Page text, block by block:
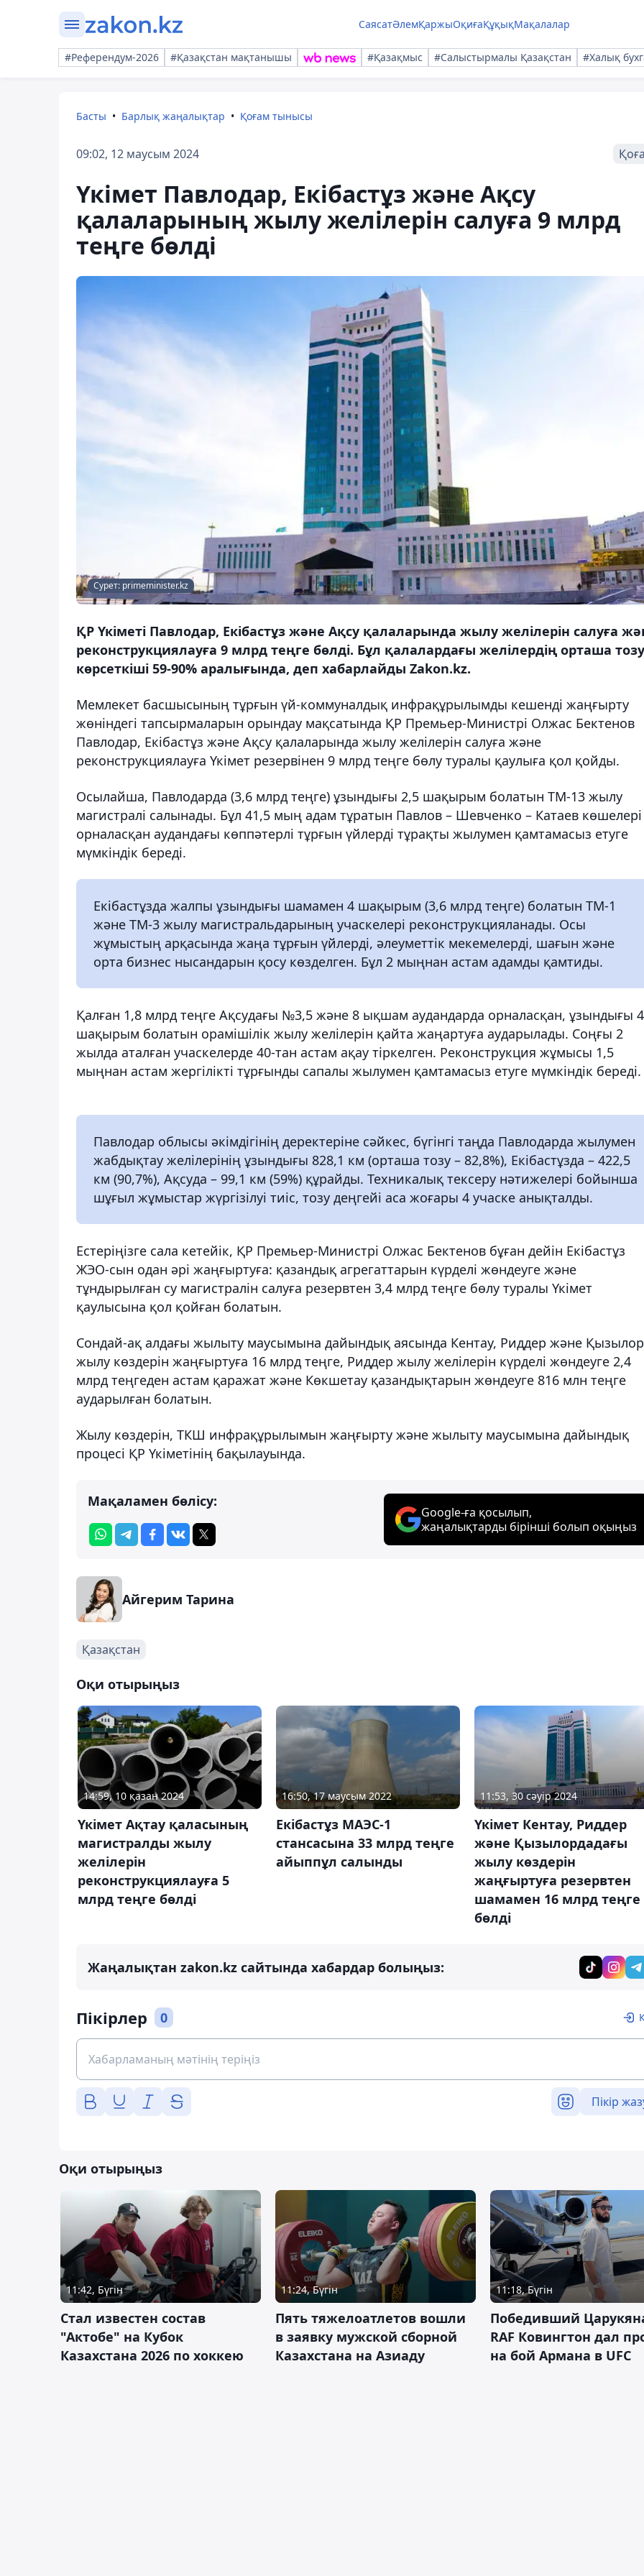
СаясатӘлемҚаржыОқиғаҚұқықМақалалар
#Референдум-2026 #Қазақстан мақтанышы #Қазақмыс #Салыстырмалы Қазақстан #Халық
Басты Барлық жаңалықтар Қоғам тынысы
09:02, 12 маусым 2024
Үкімет Павлодар, Екібастұз және Ақсу
қалаларының жылу желілерін салуға 9 млрд
теңге бөлді
Сурет: primeminister.kz
ҚР Үкіметі Павлодар, Екібастұз және Ақсу қалаларында жылу желілерін салуға
реконструкциялауға 9 млрд теңге бөлді. Бұл қалалардағы желілердің орташа тозу
көрсеткіші 59-90% аралығында, деп хабарлайды Zakon.kz.
Мемлекет басшысының тұрғын үй-коммуналдық инфрақұрылымды кешенді жаңғырту
жөніндегі тапсырмаларын орындау мақсатында ҚР Премьер-Министрі Олжас Бектенов
Павлодар, Екібастұз және Ақсу қалаларында жылу желілерін салуға және
реконструкциялауға Үкімет резервінен 9 млрд теңге бөлу туралы қаулыға қол қойды.
Осылайша, Павлодарда (3,6 млрд теңге) ұзындығы 2,5 шақырым болатын ТМ-13 жылу
магистралі салынады. Бұл 41,5 мың адам тұратын Павлов – Шевченко – Катаев көшелері
орналасқан аудандағы көппәтерлі тұрғын үйлерді тұрақты жылумен қамтамасыз етуге
мүмкіндік береді.
Екібастұзда жалпы ұзындығы шамамен 4 шақырым (3,6 млрд теңге) болатын ТМ-1
және ТМ-3 жылу магистральдарының учаскелері реконструкцияланады. Осы
жұмыстың арқасында жаңа тұрғын үйлерді, әлеуметтік мекемелерді, шағын және
орта бизнес нысандарын қосу көзделген. Бұл 2 мыңнан астам адамды қамтиды.
Қалған 1,8 млрд теңге Ақсудағы №3,5 және 8 ықшам аудандарда орналасқан, ұзындығы
шақырым болатын орамішілік жылу желілерін қайта жаңартуға аударылады. Соңғы 2
жылда аталған учаскелерде 40-тан астам ақау тіркелген. Реконструкция жұмысы 1,5
мыңнан астам жергілікті тұрғынды сапалы жылумен қамтамасыз етуге мүмкіндік береді.
Павлодар облысы әкімдігінің деректеріне сәйкес, бүгінгі таңда Павлодарда жылумен
жабдықтау желілерінің ұзындығы 828,1 км (орташа тозу – 82,8%), Екібастұзда – 422,5
км (90,7%), Ақсуда – 99,1 км (59%) құрайды. Техникалық тексеру нәтижелері бойынша
шұғыл жұмыстар жүргізілуі тиіс, тозу деңгейі аса жоғары 4 учаске анықталды.
Естеріңізге сала кетейік, ҚР Премьер-Министрі Олжас Бектенов бұған дейін Екібастұз
ЖЭО-сын одан әрі жаңғыртуға: қазандық агрегаттарын күрделі жөндеуге және
тұндырылған су магистралін салуға резервтен 3,4 млрд теңге бөлу туралы Үкімет
қаулысына қол қойған болатын.
Сондай-ақ алдағы жылыту маусымына дайындық аясында Кентау, Риддер және
жылу көздерін жаңғыртуға 16 млрд теңге, Риддер жылу желілерін күрделі жөндеуге 2,4
млрд теңгеден астам қаражат және Көкшетау қазандықтарын жөндеуге 816 млн теңге
аударылған болатын.
Жылу көздерін, ТКШ инфрақұрылымын жаңғырту және жылыту маусымына дайындық
процесі ҚР Үкіметінің бақылауында.
Мақаламен бөлісу:
Google-ға қосылып,
жаңалықтарды бірінші болып оқыңыз
Айгерим Тарина
Қазақстан
Оқи отырыңыз
14:59, 10 қазан 2024
Үкімет Ақтау қаласының
магистралды жылу
желілерін
реконструкциялауға 5
млрд теңге бөлді
16:50, 17 маусым 2022
Екібастұз МАЭС-1
стансасына 33 млрд теңге
айыппұл салынды
11:53, 30 сәуір 2024
Үкімет Кентау, Риддер
және Қызылордадағы
жылу көздерін
жаңғыртуға резервтен
шамамен 16 млрд теңге
бөлді
Жаңалықтан zakon.kz сайтында хабардар болыңыз:
Пікірлер 0
Пікір
Оқи отырыңыз
11:42, Бүгін
Стал известен состав
"Актобе" на Кубок
Казахстана 2026 по хоккею
11:24, Бүгін
Пять тяжелоатлетов вошли
в заявку мужской сборной
Казахстана на Азиаду
11:18, Бүгін
Победивший
RAF Ковингтон дал
на бой Армана в UFC